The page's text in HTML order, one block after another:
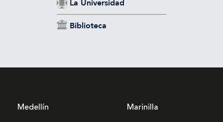
La Universidad
Biblioteca
Medellín
Marinilla